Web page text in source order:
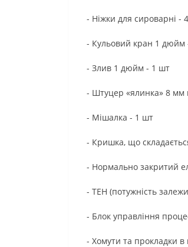
- Ніжки для сироварні -
- Кульовий кран 1 дюйм
- Злив 1 дюйм - 1 шт
- Штуцер «ялинка» 8 мм
- Мішалка - 1 шт
- Кришка, що
- Нормально закритий
- ТЕН (потужність
- Блок управління
- Хомути та прокладки в